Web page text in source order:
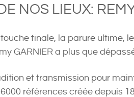
NOS LIEUX:
finale, la parure ultime,
GARNIER a plus que
et transmission pour
références créée depuis